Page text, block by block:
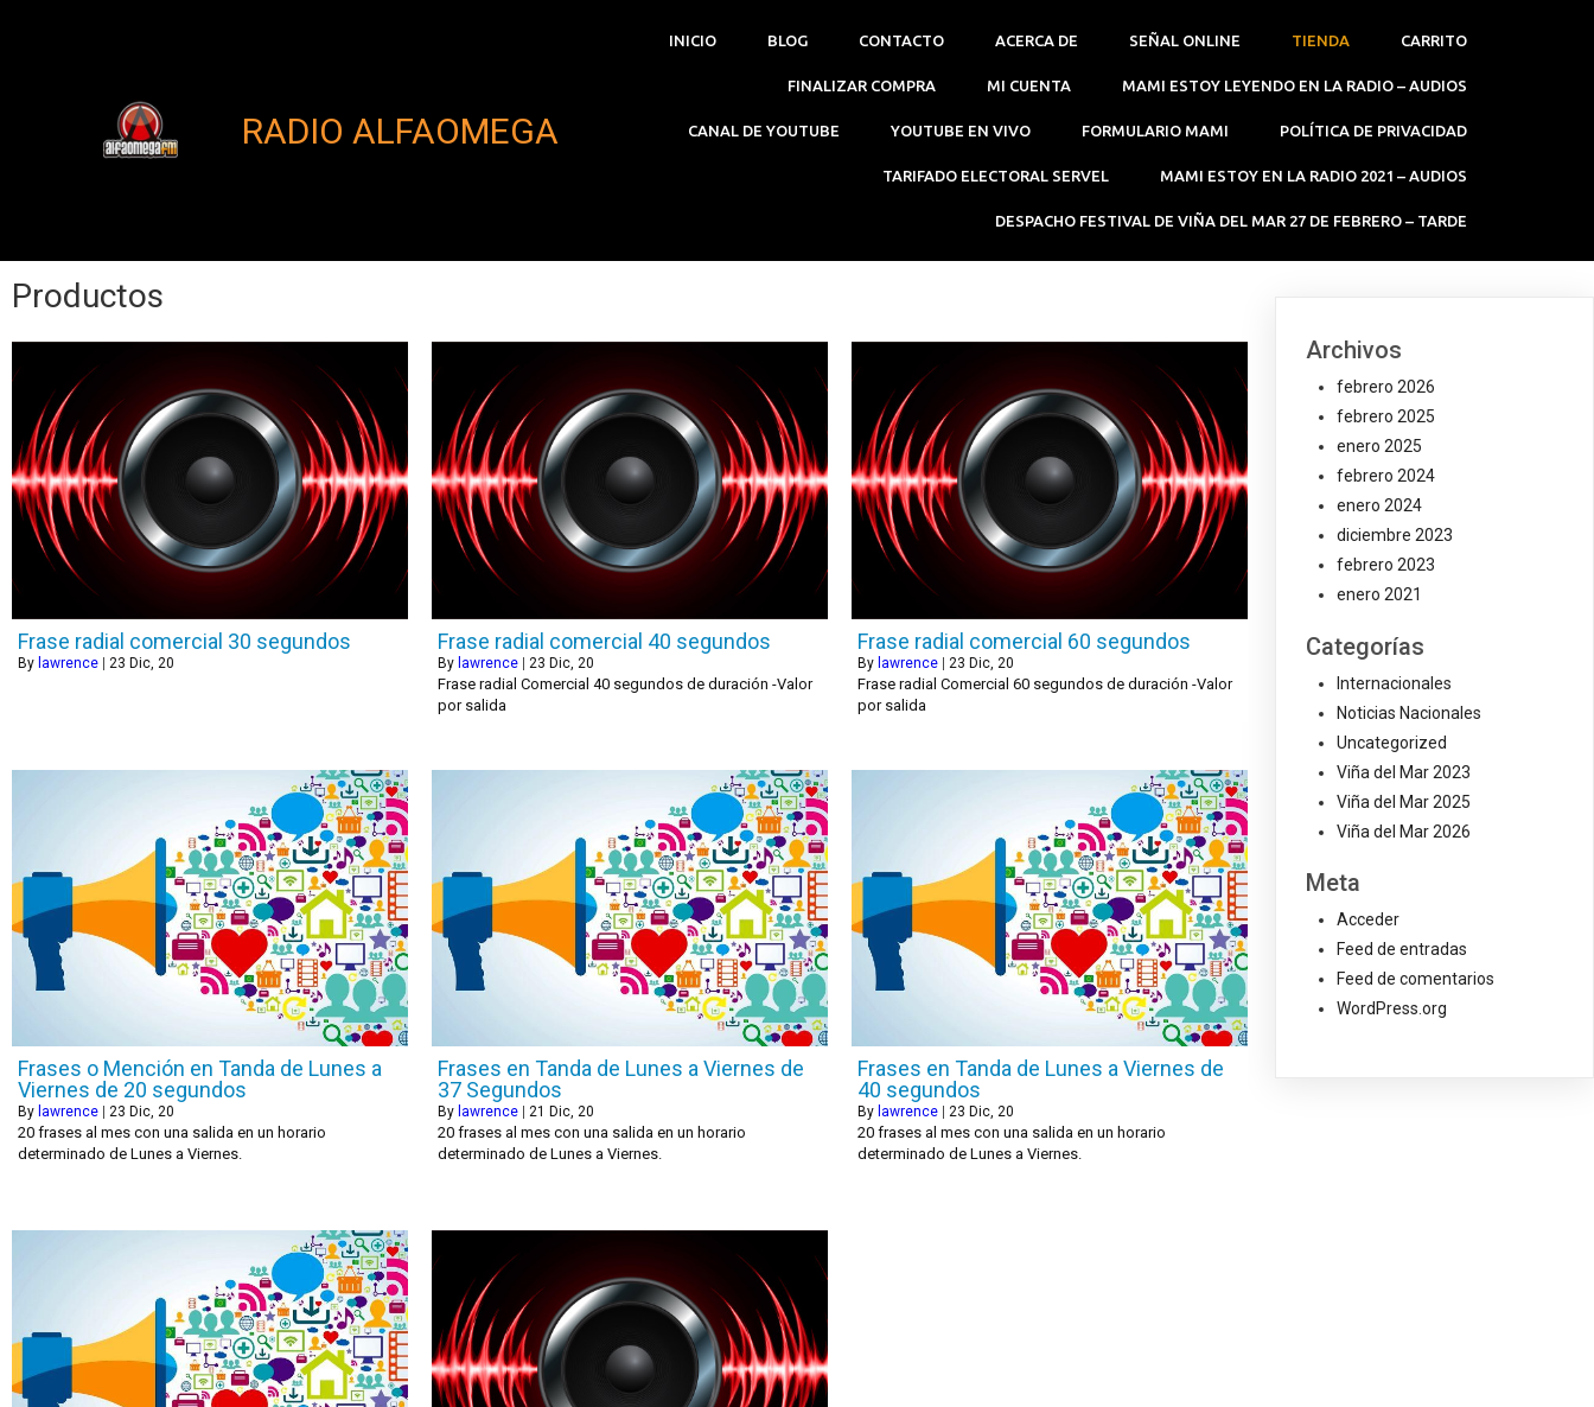
RADIO ALFAOMEGA
INICIO BLOG CONTACTO ACERCA DE SEÑAL ONLINE TIENDA CARRITO
FINALIZAR COMPRA MI CUENTA MAMI ESTOY LEYENDO EN LA RADIO – AUDIOS
CANAL DE YOUTUBE YOUTUBE EN VIVO FORMULARIO MAMI POLÍTICA DE PRIVACIDAD
TARIFADO ELECTORAL SERVEL MAMI ESTOY EN LA RADIO 2021 – AUDIOS
DESPACHO FESTIVAL DE VIÑA DEL MAR 27 DE FEBRERO – TARDE
Productos
Frase radial comercial 30 segundos
By lawrence | 23 Dic, 20
Frase radial comercial 40 segundos
By lawrence | 23 Dic, 20
Frase radial Comercial 40 segundos de duración -Valor
por salida
Frase radial comercial 60 segundos
By lawrence | 23 Dic, 20
Frase radial Comercial 60 segundos de duración -Valor
por salida
Frases o Mención en Tanda de Lunes a
Viernes de 20 segundos
By lawrence 23 Dic, 20
20 frases al mes con una salida en un horario
determinado de Lunes a Viernes.
Frases en Tanda de Lunes a Viernes de
37 Segundos
By lawrence 21 Dic, 20
20 frases al mes con una salida en un horario
determinado de Lunes a Viernes.
Frases en Tanda de Lunes a Viernes de
40 segundos
By lawrence 23 Dic, 20
20 frases al mes con una salida en un horario
determinado de Lunes a Viernes.
Archivos
febrero 2026
febrero 2025
enero 2025
febrero 2024
enero 2024
diciembre 2023
febrero 2023
enero 2021
Categorías
Internacionales
Noticias Nacionales
Uncategorized
Viña del Mar 2023
Viña del Mar 2025
Viña del Mar 2026
Meta
Acceder
Feed de entradas
Feed de comentarios
WordPress.org